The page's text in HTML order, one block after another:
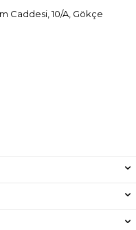
Caddesi, 10/A, Gökçe